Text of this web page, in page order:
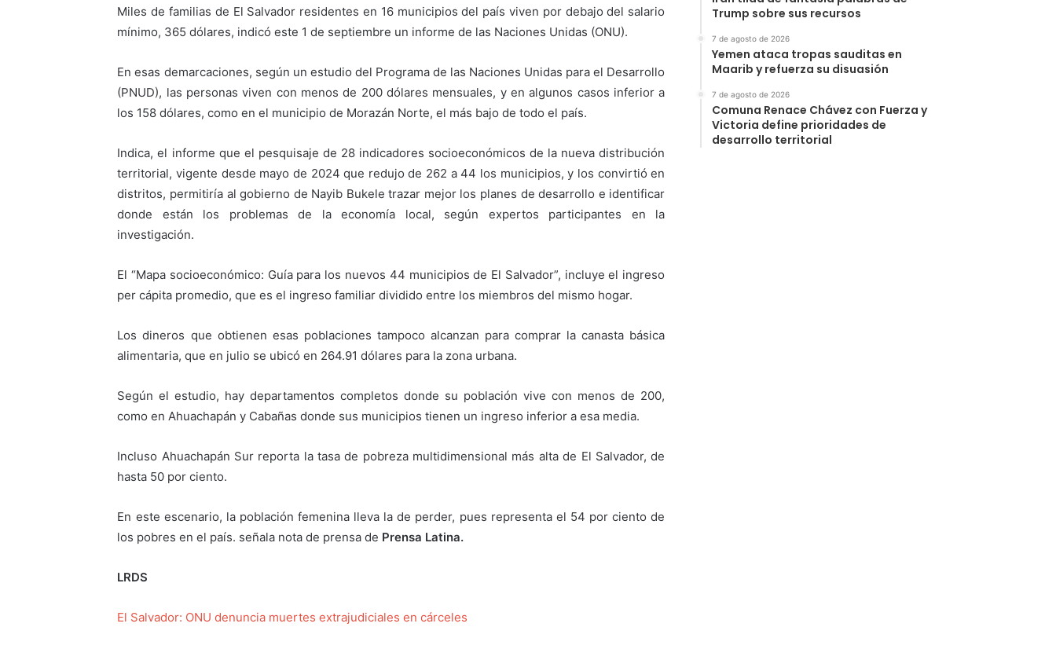
Miles de familias de El Salvador residentes en 16 municipios del país viven por debajo del salario
mínimo, 365 dólares, indicó este 1 de septiembre un informe de las Naciones Unidas (ONU).
En esas demarcaciones, según un estudio del Programa de las Naciones Unidas para el Desarrollo
(PNUD), las personas viven con menos de 200 dólares mensuales, y en algunos casos inferior a
los 158 dólares, como en el municipio de Morazán Norte, el más bajo de todo el país.
Indica, el informe que el pesquisaje de 28 indicadores socioeconómicos de la nueva distribución
territorial, vigente desde mayo de 2024 que redujo de 262 a 44 los municipios, y los convirtió en
distritos, permitiría al gobierno de Nayib Bukele trazar mejor los planes de desarrollo e identificar
donde están los problemas de la economía local, según expertos participantes en la
investigación.
El “Mapa socioeconómico: Guía para los nuevos 44 municipios de El Salvador”, incluye el ingreso
per cápita promedio, que es el ingreso familiar dividido entre los miembros del mismo hogar.
Los dineros que obtienen esas poblaciones tampoco alcanzan para comprar la canasta básica
alimentaria, que en julio se ubicó en 264.91 dólares para la zona urbana.
Según el estudio, hay departamentos completos donde su población vive con menos de 200,
como en Ahuachapán y Cabañas donde sus municipios tienen un ingreso inferior a esa media.
Incluso Ahuachapán Sur reporta la tasa de pobreza multidimensional más alta de El Salvador, de
hasta 50 por ciento.
En este escenario, la población femenina lleva la de perder, pues representa el 54 por ciento de
los pobres en el país. señala nota de prensa de Prensa Latina.
LRDS
El Salvador: ONU denuncia muertes extrajudiciales en cárceles
Trump sobre sus recursos
7 de agosto de 2026
Yemen ataca tropas sauditas en
Maarib y refuerza su disuasión
7 de agosto de 2026
Comuna Renace Chávez con Fuerza y
Victoria define prioridades de
desarrollo territorial